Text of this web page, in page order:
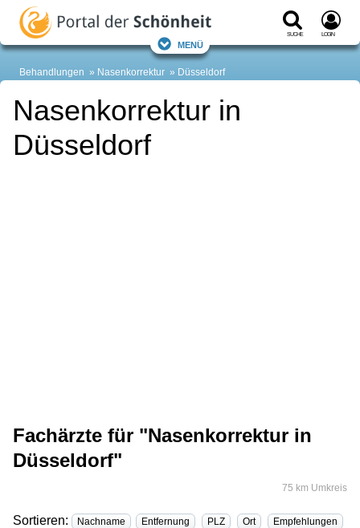
Suche Login
Menü
Behandlungen Nasenkorrektur Düsseldorf
Nasenkorrektur in
Düsseldorf
Fachärzte für "Nasenkorrektur in
Düsseldorf"
75 km Umkreis
Sortieren: Nachname Entfernung PLZ Ort
Empfehlungen